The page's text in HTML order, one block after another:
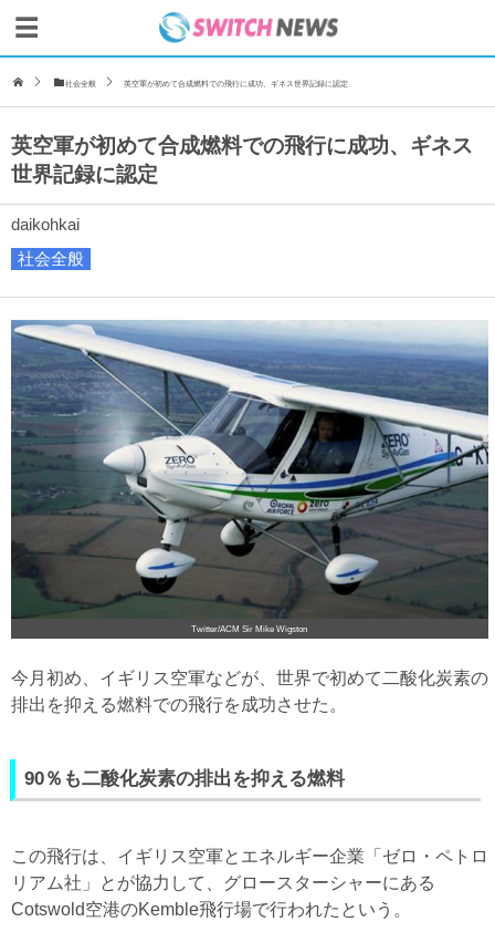
社会全般 英空軍が初めて合成燃料での飛行に成功、ギネス世界記録に認定
英空軍が初めて合成燃料での飛行に成功、ギネス
世界記録に認定
daikohkai
社会全般
Twitter/ACM Sir Mike Wigston
今月初め、イギリス空軍などが、世界で初めて二酸化炭素の
排出を抑える燃料での飛行を成功させた。
90％も二酸化炭素の排出を抑える燃料
この飛行は、イギリス空軍とエネルギー企業「ゼロ・ペトロ
リアム社」とが協力して、グロースターシャーにある
Cotswold空港のKemble飛行場で行われたという。